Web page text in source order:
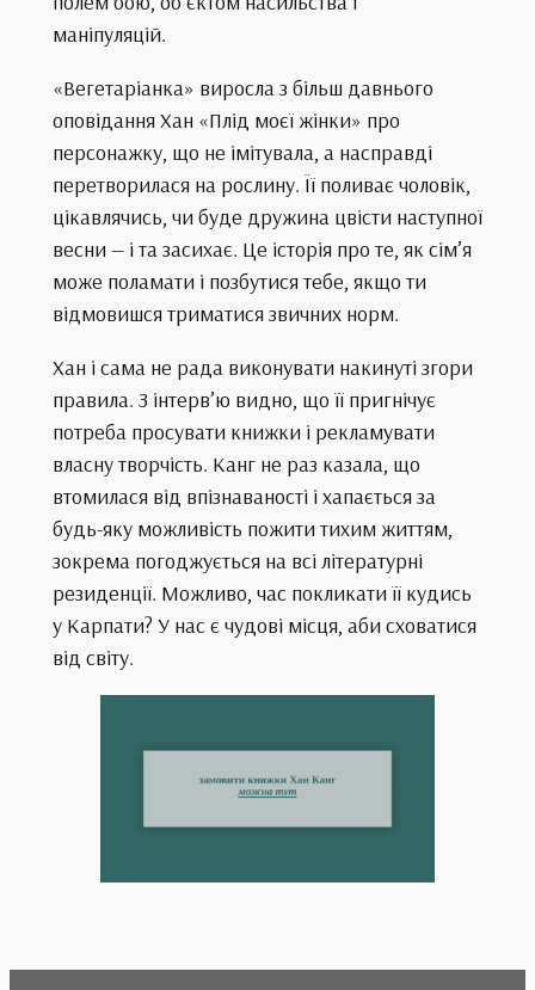
маніпуляцій.
«Вегетаріанка» виросла з більш давнього
оповідання Хан «Плід моєї жінки» про
персонажку, що не імітувала, а насправді
перетворилася на рослину. Її поливає чоловік,
цікавлячись, чи буде дружина цвісти наступної
весни — і та засихає. Це історія про те, як сім’я
може поламати і позбутися тебе, якщо ти
відмовишся триматися звичних норм.
Хан і сама не рада виконувати накинуті згори
правила. З інтерв’ю видно, що її пригнічує
потреба просувати книжки і рекламувати
власну творчість. Канг не раз казала, що
втомилася від впізнаваності і хапається за
будь-яку можливість пожити тихим життям,
зокрема погоджується на всі літературні
резиденції. Можливо, час покликати її кудись
у Карпати? У нас є чудові місця, аби сховатися
від світу.